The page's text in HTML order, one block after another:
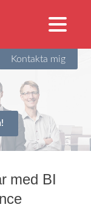
Kontakta mig
med BI